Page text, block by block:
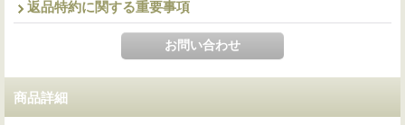
返品特約に関する重要事項
商品詳細